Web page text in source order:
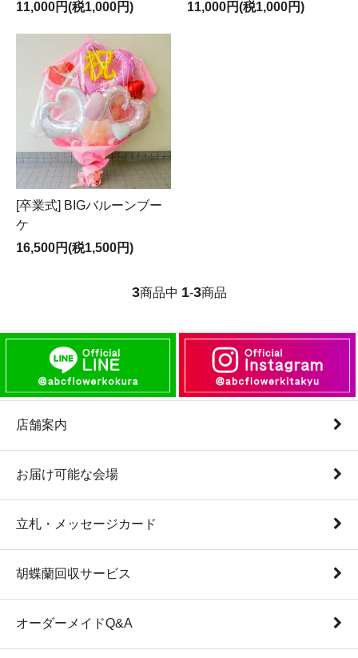
11,000円(税1,000円)
11,000円(税1,000円)
[卒業式] BIGバルーンブー
ケ
16,500円(税1,500円)
3商品中 1-3商品
店舗案内
お届け可能な会場
立札・メッセージカード
胡蝶蘭回収サービス
オーダーメイドQ&A